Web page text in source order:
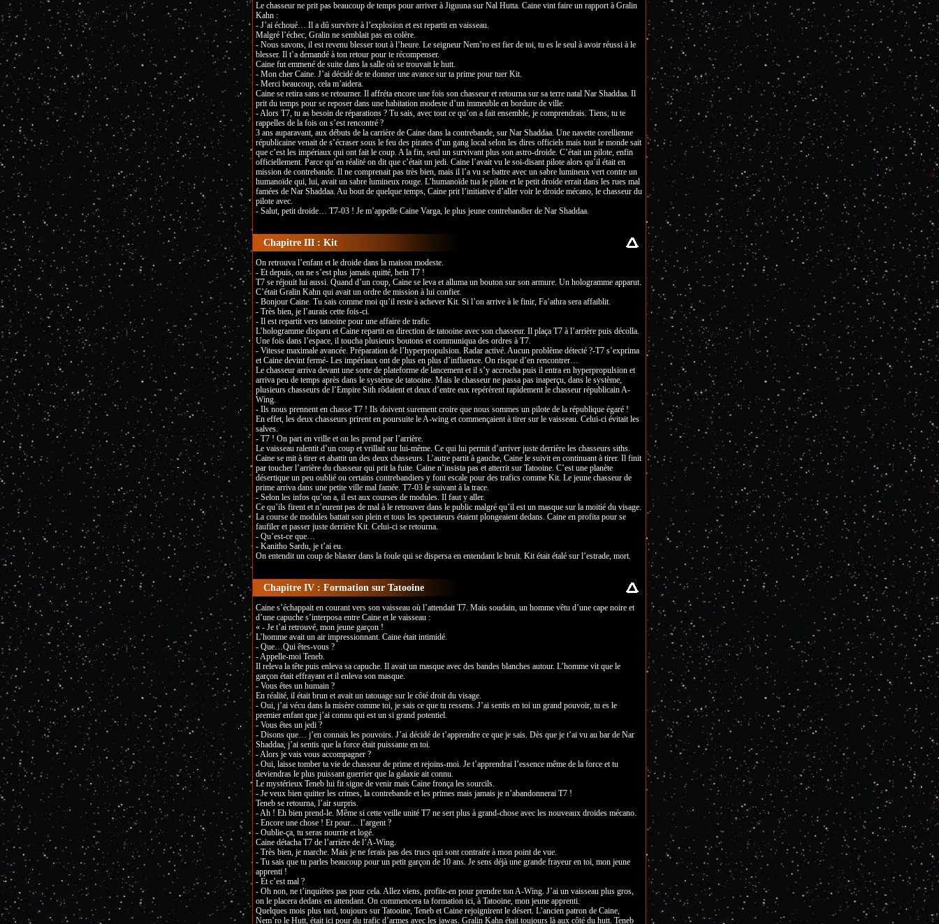
Le chasseur ne prit pas beaucoup de temps pour arriver à Jiguuna sur Nal Hutta. Caine vint faire un rapport à Gralin
Kahn :
- J’ai échoué… Il a dû survivre à l’explosion et est repartit en vaisseau.
Malgré l’échec, Gralin ne semblait pas en colère.
- Nous savons, il est revenu blesser tout à l’heure. Le seigneur Nem’ro est fier de toi, tu es le seul à avoir réussi à le
blesser. Il t’a demandé à ton retour pour te récompenser.
Caine fut emmené de suite dans la salle où se trouvait le hutt.
- Mon cher Caine. J’ai décidé de te donner une avance sur ta prime pour tuer Kit.
- Merci beaucoup, cela m’aidera.
Caine se retira sans se retourner. Il affréta encore une fois son chasseur et retourna sur sa terre natal Nar Shaddaa. Il
prit du temps pour se reposer dans une habitation modeste d’un immeuble en bordure de ville.
- Alors T7, tu as besoin de réparations ? Tu sais, avec tout ce qu’on a fait ensemble, je comprendrais. Tiens, tu te
rappelles de la fois on s’est rencontré ?
3 ans auparavant, aux débuts de la carrière de Caine dans la contrebande, sur Nar Shaddaa. Une navette corellienne
républicaine venait de s’écraser sous le feu des pirates d’un gang local selon les dires officiels mais tout le monde sait
que c’est les impériaux qui ont fait le coup. A la fin, seul un survivant plus son astro-droide. C’était un pilote, enfin
officiellement. Parce qu’en réalité on dit que c’était un jedi. Caine l’avait vu le soi-disant pilote alors qu’il était en
mission de contrebande. Il ne comprenait pas très bien, mais il l’a vu se battre avec un sabre lumineux vert contre un
humanoïde qui, lui, avait un sabre lumineux rouge. L’humanoïde tua le pilote et le petit droide errait dans les rues mal
famées de Nar Shaddaa. Au bout de quelque temps, Caine prit l’initiative d’aller voir le droide mécano, le chasseur du
pilote avec.
- Salut, petit droide… T7-03 ! Je m’appelle Caine Varga, le plus jeune contrebandier de Nar Shaddaa.
Chapitre III : Kit
On retrouva l’enfant et le droide dans la maison modeste.
- Et depuis, on ne s’est plus jamais quitté, hein T7 !
T7 se réjouit lui aussi. Quand d’un coup, Caine se leva et alluma un bouton sur son armure. Un hologramme apparut.
C’était Gralin Kahn qui avait un ordre de mission à lui confier.
- Bonjour Caine. Tu sais comme moi qu’il reste à achever Kit. Si l’on arrive à le finir, Fa’athra sera affaiblit.
- Très bien, je l’aurais cette fois-ci.
- Il est repartit vers tatooine pour une affaire de trafic.
L’hologramme disparu et Caine repartit en direction de tatooine avec son chasseur. Il plaça T7 à l’arrière puis décolla.
Une fois dans l’espace, il toucha plusieurs boutons et communiqua des ordres à T7.
- Vitesse maximale avancée. Préparation de l’hyperpropulsion. Radar activé. Aucun problème détecté ?-T7 s’exprima
et Caine devint fermé- Les impériaux ont de plus en plus d’influence. On risque d’en rencontrer…
Le chasseur arriva devant une sorte de plateforme de lancement et il s’y accrocha puis il entra en hyperpropulsion et
arriva peu de temps après dans le système de tatooine. Mais le chasseur ne passa pas inaperçu, dans le système,
plusieurs chasseurs de l’Empire Sith rôdaient et deux d’entre eux repérèrent rapidement le chasseur républicain A-
Wing.
- Ils nous prennent en chasse T7 ! Ils doivent surement croire que nous sommes un pilote de la république égaré !
En effet, les deux chasseurs prirent en poursuite le A-wing et commençaient à tirer sur le vaisseau. Celui-ci évitait les
salves.
- T7 ! On part en vrille et on les prend par l’arrière.
Le vaisseau ralentit d’un coup et vrillait sur lui-même. Ce qui lui permit d’arriver juste derrière les chasseurs siths.
Caine se mit à tirer et abattit un des deux chasseurs. L’autre partit à gauche, Caine le suivit en continuant à tirer. Il finit
par toucher l’arrière du chasseur qui prit la fuite. Caine n’insista pas et atterrit sur Tatooine. C’est une planète
désertique un peu oublié ou certains contrebandiers y font escale pour des trafics comme Kit. Le jeune chasseur de
prime arriva dans une petite ville mal famée. T7-03 le suivant à la trace.
- Selon les infos qu’on a, il est aux courses de modules. Il faut y aller.
Ce qu’ils firent et n’eurent pas de mal à le retrouver dans le public malgré qu’il est un masque sur la moitié du visage.
La course de modules battait son plein et tous les spectateurs étaient plongeaient dedans. Caine en profita pour se
faufiler et passer juste derrière Kit. Celui-ci se retourna.
- Qu’est-ce que…
- Kanitho Sardu, je t’ai eu.
On entendit un coup de blaster dans la foule qui se dispersa en entendant le bruit. Kit était étalé sur l’estrade, mort.
Chapitre IV : Formation sur Tatooine
Caine s’échappait en courant vers son vaisseau où l’attendait T7. Mais soudain, un homme vêtu d’une cape noire et
d’une capuche s’interposa entre Caine et le vaisseau :
« - Je t’ai retrouvé, mon jeune garçon !
L’homme avait un air impressionnant. Caine était intimidé.
- Que…Qui êtes-vous ?
- Appelle-moi Teneb.
Il releva la tête puis enleva sa capuche. Il avait un masque avec des bandes blanches autour. L’homme vit que le
garçon était effrayant et il enleva son masque.
- Vous êtes un humain ?
En réalité, il était brun et avait un tatouage sur le côté droit du visage.
- Oui, j’ai vécu dans la misère comme toi, je sais ce que tu ressens. J’ai sentis en toi un grand pouvoir, tu es le
premier enfant que j’ai connu qui est un si grand potentiel.
- Vous êtes un jedi ?
- Disons que… j’en connais les pouvoirs. J’ai décidé de t’apprendre ce que je sais. Dès que je t’ai vu au bar de Nar
Shaddaa, j’ai sentis que la force était puissante en toi.
- Alors je vais vous accompagner ?
- Oui, laisse tomber ta vie de chasseur de prime et rejoins-moi. Je t’apprendrai l’essence même de la force et tu
deviendras le plus puissant guerrier que la galaxie ait connu.
Le mystérieux Teneb lui fit signe de venir mais Caine fronça les sourcils.
- Je veux bien quitter les crimes, la contrebande et les primes mais jamais je n’abandonnerai T7 !
Teneb se retourna, l’air surpris.
- Ah ! Eh bien prend-le. Même si cette veille unité T7 ne sert plus à grand-chose avec les nouveaux droides mécano.
- Encore une chose ! Et pour… l’argent ?
- Oublie-ça, tu seras nourrie et logé.
Caine détacha T7 de l’arrière de l’A-Wing.
- Très bien, je marche. Mais je ne ferais pas des trucs qui sont contraire à mon point de vue.
- Tu sais que tu parles beaucoup pour un petit garçon de 10 ans. Je sens déjà une grande frayeur en toi, mon jeune
apprenti !
- Et c’est mal ?
- Oh non, ne t’inquiètes pas pour cela. Allez viens, profite-en pour prendre ton A-Wing. J’ai un vaisseau plus gros,
on le placera dedans en attendant. On commencera ta formation ici, à Tatooine, mon jeune apprenti.
Quelques mois plus tard, toujours sur Tatooine, Teneb et Caine rejoignirent le désert. L’ancien patron de Caine,
Nem’ro le Hutt, était ici pour du trafic d’armes avec les jawas. Gralin Kahn était toujours là aux côté du hutt. Teneb